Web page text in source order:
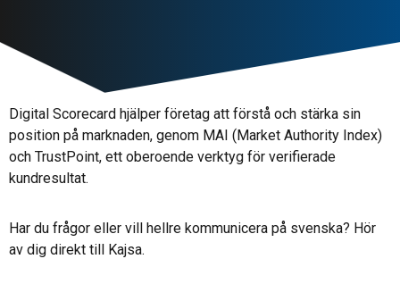
Digital Scorecard hjälper företag att förstå och stärka sin
position på marknaden, genom MAI (Market Authority Index)
och TrustPoint, ett oberoende verktyg för verifierade
kundresultat.
Har du frågor eller vill hellre kommunicera på svenska? Hör
av dig direkt till Kajsa.